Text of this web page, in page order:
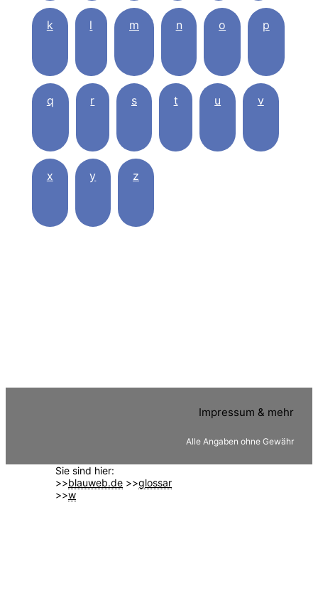
k l m n o p
q r s t u v
x y z
Impressum & mehr
Alle Angaben ohne Gewähr
Sie sind hier:
>>blauweb.de >>glossar
>>w